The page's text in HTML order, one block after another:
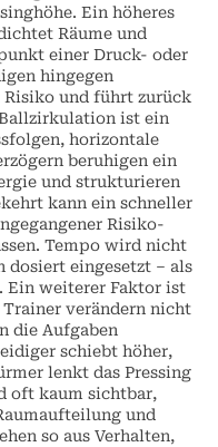
Ein höheres
Räume und
einer Druck- oder
hingegen
Risiko und führt zurück
ist ein
horizontale
beruhigen ein
und strukturieren
kann ein schneller
Risiko-
Tempo wird nicht
dosiert eingesetzt – als
Ein weiterer Faktor ist
verändern nicht
die Aufgaben
schiebt höher,
lenkt das Pressing
oft kaum sichtbar,
und
so aus Verhalten,